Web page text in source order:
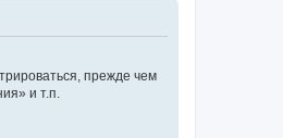
прежде чем
и т.п.